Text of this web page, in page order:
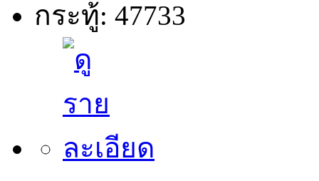
กระทู้: 47733